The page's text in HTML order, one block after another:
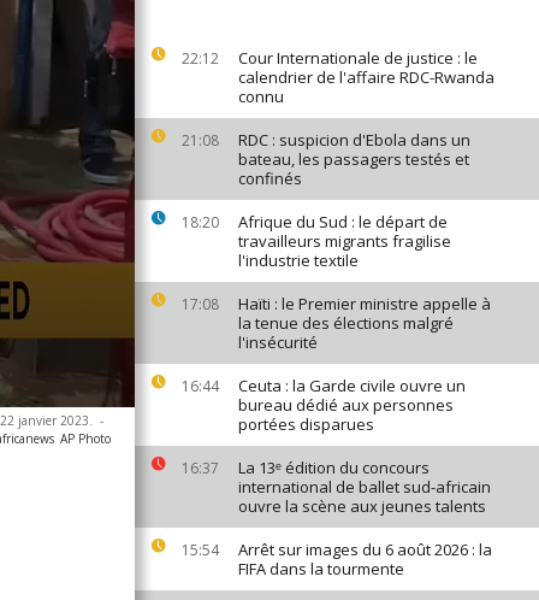
22:12
Cour Internationale de justice : le
calendrier de l'affaire RDC-Rwanda
connu
21:08
RDC : suspicion d'Ebola dans un
bateau, les passagers testés et
confinés
18:20
Afrique du Sud : le départ de
travailleurs migrants fragilise
l'industrie textile
17:08
Haïti : le Premier ministre appelle à
la tenue des élections malgré
l'insécurité
16:44
Ceuta : la Garde civile ouvre un
bureau dédié aux personnes
portées disparues
16:37
La 13ᵉ édition du concours
international de ballet sud-africain
ouvre la scène aux jeunes talents
15:54
Arrêt sur images du 6 août 2026 : la
FIFA dans la tourmente
janvier 2023. -
AP Photo